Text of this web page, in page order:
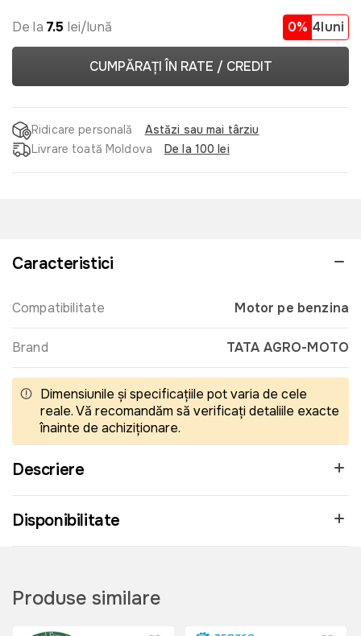
De la 7.5 lei/lună 0% 4luni
CUMPĂRAȚI ÎN RATE / CREDIT
Ridicare personală
Astăzi sau mai târziu
Livrare toată Moldova
De la 100 lei
Caracteristici
Compatibilitate Motor pe benzina
Brand TATA AGRO-MOTO
Dimensiunile și specificațiile pot varia de cele
reale. Vă recomandăm să verificați detaliile exacte
înainte de achiziționare.
Descriere
Disponibilitate
Produse similare